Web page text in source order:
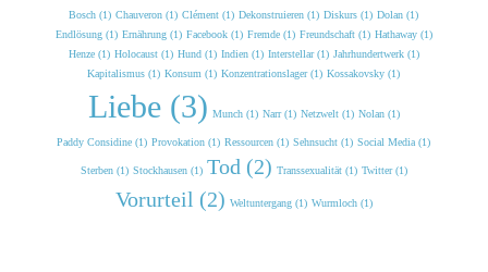
Bosch (1) Chauveron (1) Clément (1) Dekonstruieren (1) Diskurs (1) Dolan (1)
Endlösung (1) Ernährung (1) Facebook (1) Fremde (1) Freundschaft (1) Hathaway (1)
Henze (1) Holocaust (1) Hund (1) Indien (1) Interstellar (1) Jahrhundertwerk (1)
Kapitalismus (1) Konsum (1) Konzentrationslager (1) Kossakovsky (1)
Liebe (3) Munch (1) Narr (1) Netzwelt (1) Nolan (1)
Paddy Considine (1) Provokation (1) Ressourcen (1) Sehnsucht (1) Social Media (1)
Sterben (1) Stockhausen (1) Tod (2) Transsexualität (1) Twitter (1)
Vorurteil (2) Weltuntergang (1) Wurmloch (1)